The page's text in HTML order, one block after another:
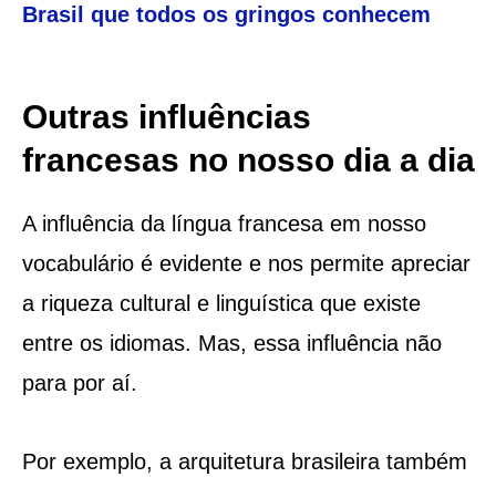
Brasil que todos os gringos conhecem
Outras influências
francesas no nosso dia a dia
A influência da língua francesa em nosso
vocabulário é evidente e nos permite apreciar
a riqueza cultural e linguística que existe
entre os idiomas. Mas, essa influência não
para por aí.
Por exemplo, a arquitetura brasileira também